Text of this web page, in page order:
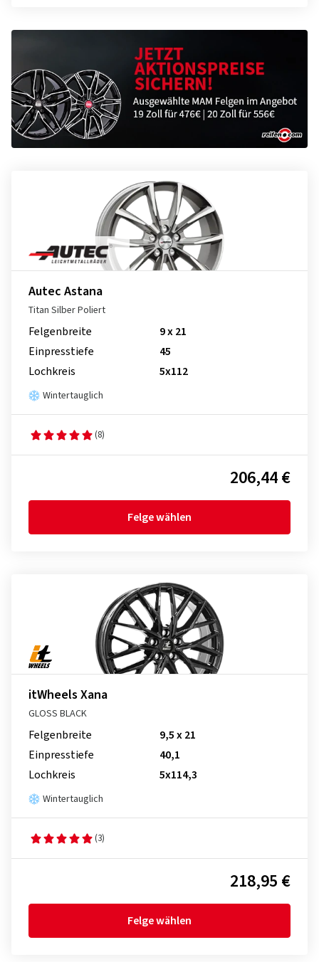
Autec Astana
Titan Silber Poliert
Felgenbreite
9 x 21
Einpresstiefe
45
Lochkreis
5x112
Wintertauglich
(8)
206,44 €
Felge wählen
itWheels Xana
GLOSS BLACK
Felgenbreite
9,5 x 21
Einpresstiefe
40,1
Lochkreis
5x114,3
Wintertauglich
(3)
218,95 €
Felge wählen